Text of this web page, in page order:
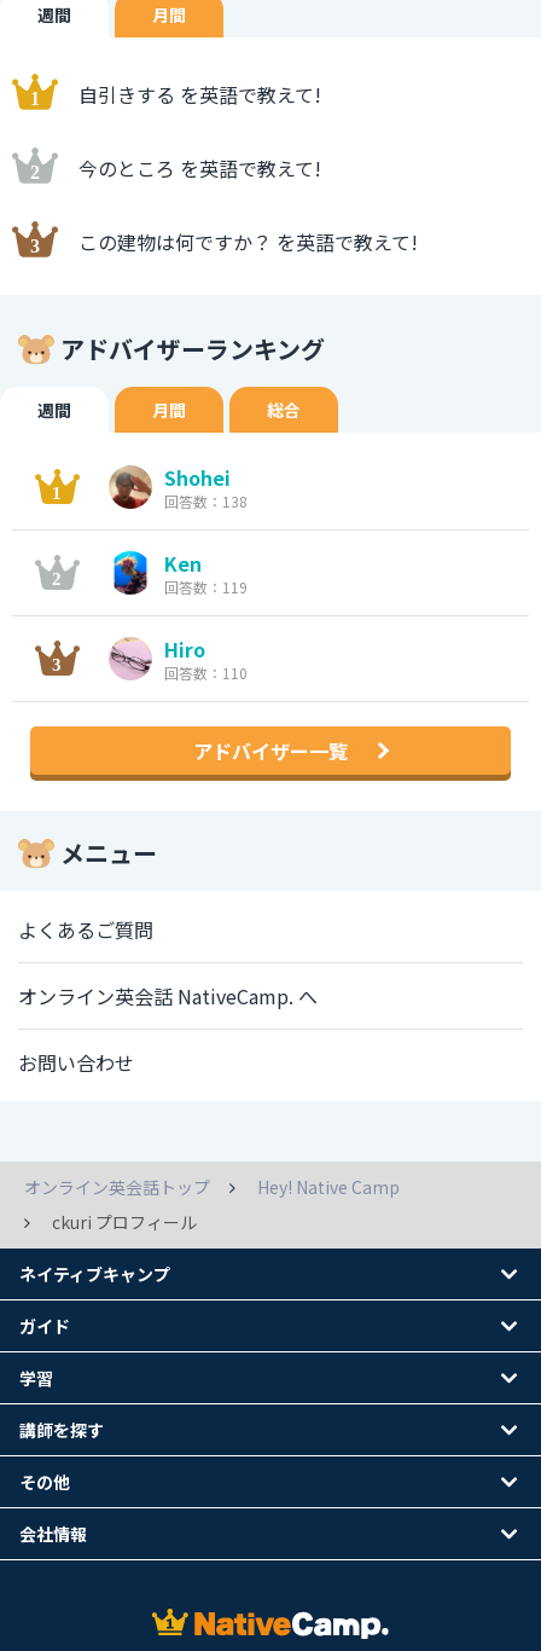
comfortableは「心地よい」という意味です。 例文 These
pants are roomy and comfortable. こちらのパンツはゆ
ったりしていて履き心地がいいですよ。
週間 月間
自引きする を英語で教えて!
今のところ を英語で教えて!
この建物は何ですか？ を英語で教えて!
アドバイザーランキング
週間 月間 総合
Shohei
回答数：138
Ken
回答数：119
Hiro
回答数：110
アドバイザー一覧
メニュー
よくあるご質問
オンライン英会話 NativeCamp. へ
お問い合わせ
オンライン英会話トップ
Hey! Native Camp
ckuri プロフィール
ネイティブキャンプ
ガイド
学習
講師を探す
その他
会社情報